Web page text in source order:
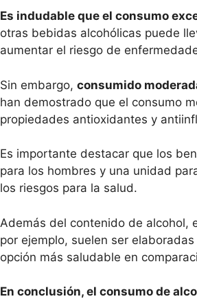
Es indudable que el consumo
otras bebidas alcohólicas puede
aumentar el riesgo de
Sin embargo, consumido
han demostrado que el consumo
propiedades antioxidantes y
Es importante destacar que los
para los hombres y una unidad
los riesgos para la salud.
Además del contenido de alcohol,
por ejemplo, suelen ser
opción más saludable en
En conclusión, el consumo de